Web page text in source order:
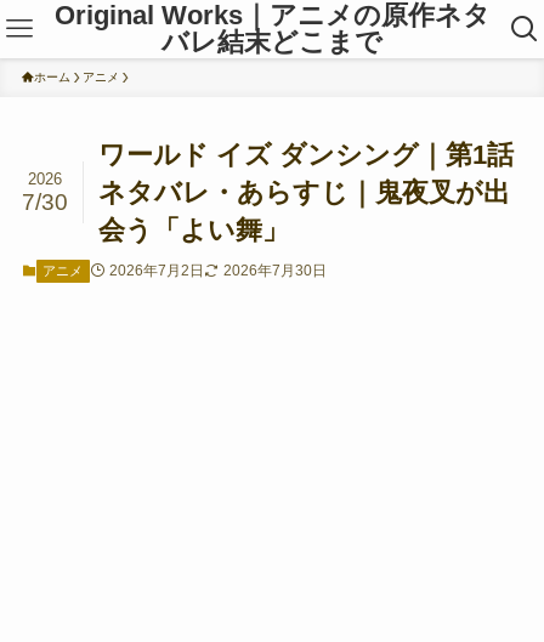
Original Works｜アニメの原作ネタ
バレ結末どこまで
ホーム アニメ
ワールド イズ ダンシング｜第1話
ネタバレ・あらすじ｜鬼夜叉が出
会う「よい舞」
2026
7/30
アニメ 2026年7月2日 2026年7月30日